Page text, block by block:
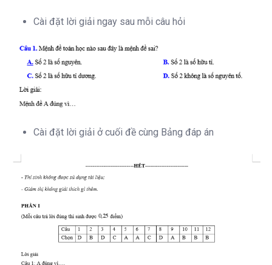
Cài đặt lời giải ngay sau mỗi câu hỏi
Cài đặt lời giải ở cuối đề cùng Bảng đáp án